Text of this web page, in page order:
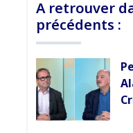
A retrouver
précédents :